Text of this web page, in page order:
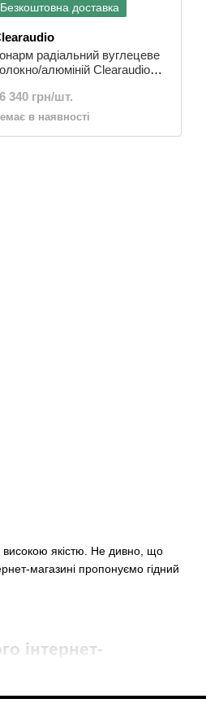
високою якістю. Не дивно, що
магазині пропонуємо гідний
інтернет-
вони відповідають найвищим
Безкоштовна доставка
радіальний вуглецеве
алюміній Clearaudio
015 Silver Carbon
340 грн/шт.
в наявності